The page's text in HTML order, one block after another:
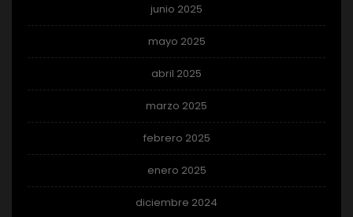
junio 2025
mayo 2025
abril 2025
marzo 2025
febrero 2025
enero 2025
diciembre 2024